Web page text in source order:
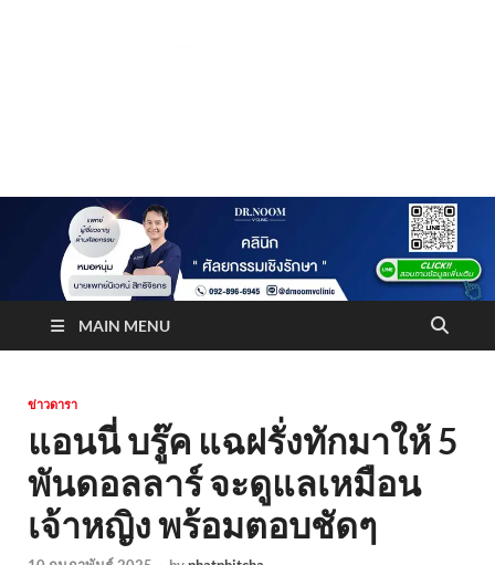
Truststoreonline
MAIN MENU
ข่าวดารา
แอนนี่ บรู๊ค แฉฝรั่งทักมาให้ 5
พันดอลลาร์ จะดูแลเหมือน
เจ้าหญิง พร้อมตอบชัดๆ